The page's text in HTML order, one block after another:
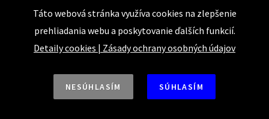
Cena Ernesta Valka
Študentská esej
Deň daňového odbremenenia
Táto webová stránka využíva cookies na zlepšenie
prehliadania webu a poskytovanie ďalších funkcií.
Detaily cookies | Zásady ochrany osobných údajov
NESÚHLASÍM SÚHLASÍM